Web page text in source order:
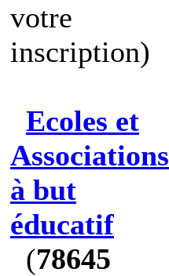
votre
inscription)
Ecoles et
Associations
à but
éducatif
(78645